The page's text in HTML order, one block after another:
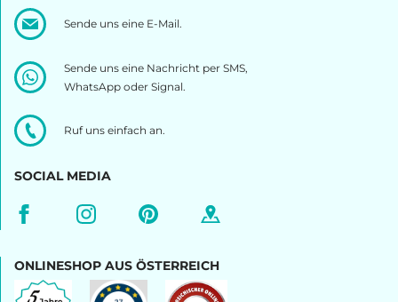
Sende uns eine E-Mail.
Sende uns eine Nachricht per SMS,
WhatsApp oder Signal.
Ruf uns einfach an.
SOCIAL MEDIA
ONLINESHOP AUS ÖSTERREICH